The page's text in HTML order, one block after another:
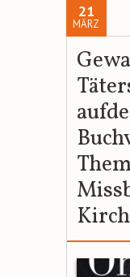
21
MÄRZ